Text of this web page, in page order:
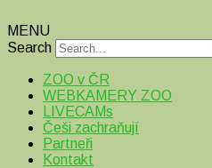
MENU
Search
ZOO v ČR
WEBKAMERY ZOO
LIVECAMs
Češi zachraňují
Partneři
Kontakt